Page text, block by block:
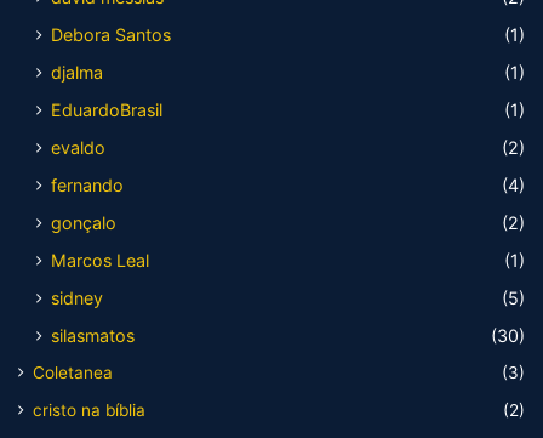
Debora Santos
(1)
djalma
(1)
EduardoBrasil
(1)
evaldo
(2)
fernando
(4)
gonçalo
(2)
Marcos Leal
(1)
sidney
(5)
silasmatos
(30)
Coletanea
(3)
cristo na bíblia
(2)